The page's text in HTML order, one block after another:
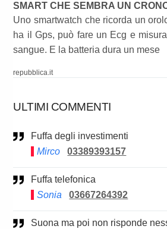
SMART CHE SEMBRA UN
Uno smartwatch che ricorda un
ha il Gps, può fare un Ecg e
sangue. E la batteria dura un mese
repubblica.it
ULTIMI COMMENTI
Fuffa degli investimenti
Mirco
03389393157
Fuffa telefonica
Sonia
03667264392
Suona ma poi non risponde